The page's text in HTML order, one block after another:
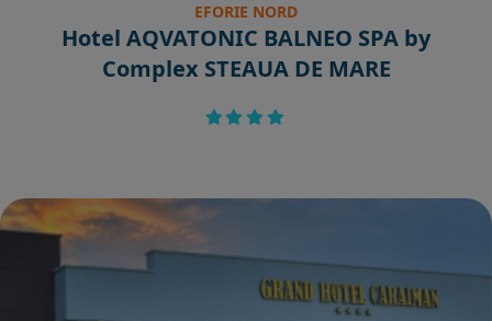
EFORIE NORD
Hotel AQVATONIC BALNEO SPA by
Complex STEAUA DE MARE